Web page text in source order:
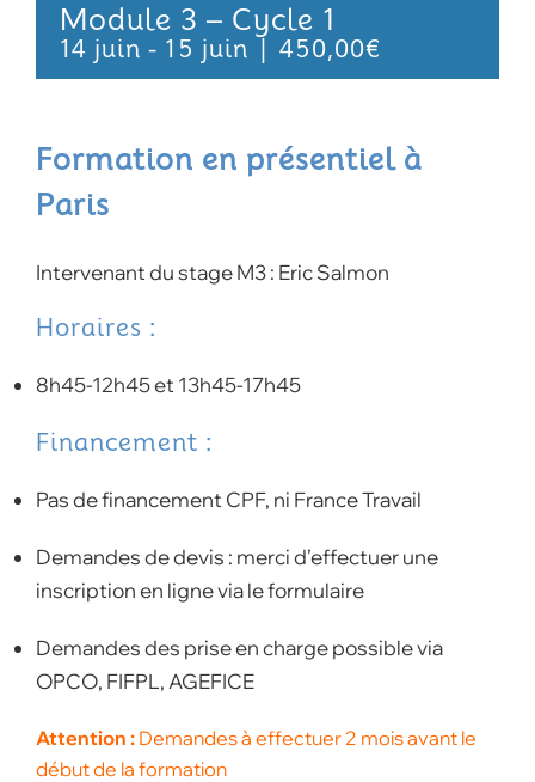
Module 3 – Cycle 1
14 juin - 15 juin 450,00€
Formation en présentiel à
Paris
Intervenant du stage M3 : Eric Salmon
Horaires :
8h45-12h45 et 13h45-17h45
Financement :
Pas de financement CPF, ni France Travail
Demandes de devis : merci d’effectuer une
inscription en ligne via le formulaire
Demandes des prise en charge possible via
OPCO, FIFPL, AGEFICE
Attention : Demandes à effectuer 2 mois avant le
début de la formation